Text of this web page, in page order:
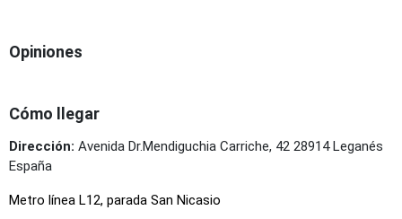
Opiniones
Cómo llegar
Dirección: Avenida Dr.Mendiguchia Carriche, 42 28914 Leganés
España
Metro línea L12, parada San Nicasio